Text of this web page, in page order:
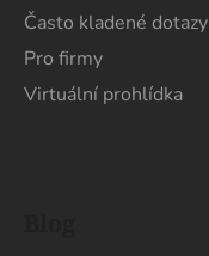
Často kladené dotazy
Pro firmy
Virtuální prohlídka